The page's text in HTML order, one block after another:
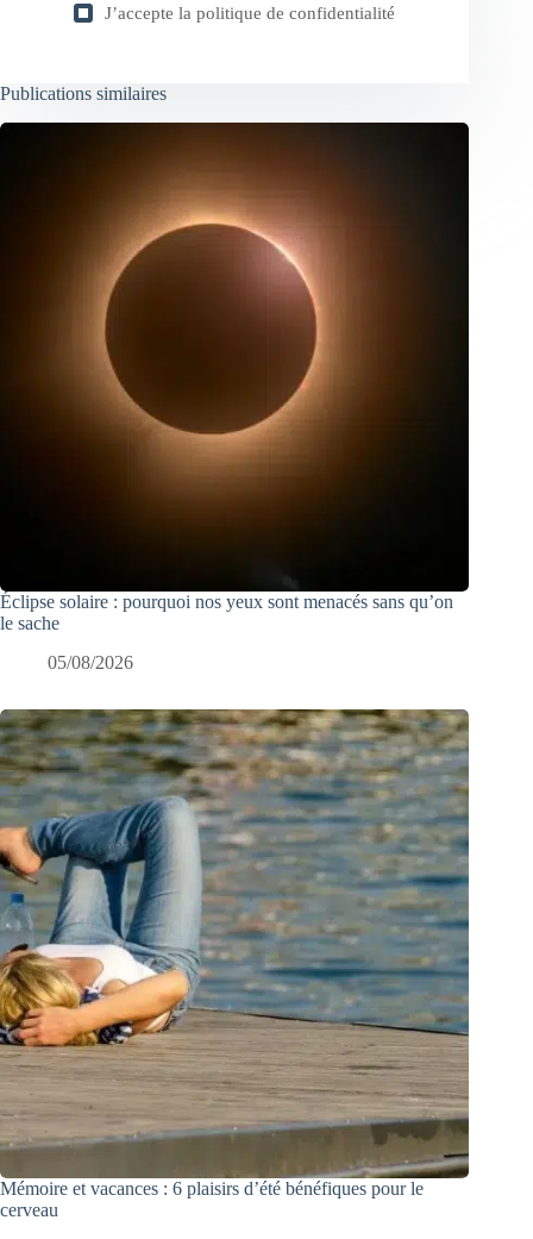
J’accepte la politique de confidentialité
Publications similaires
Éclipse solaire : pourquoi nos yeux sont menacés sans qu’on
le sache
05/08/2026
Mémoire et vacances : 6 plaisirs d’été bénéfiques pour le
cerveau